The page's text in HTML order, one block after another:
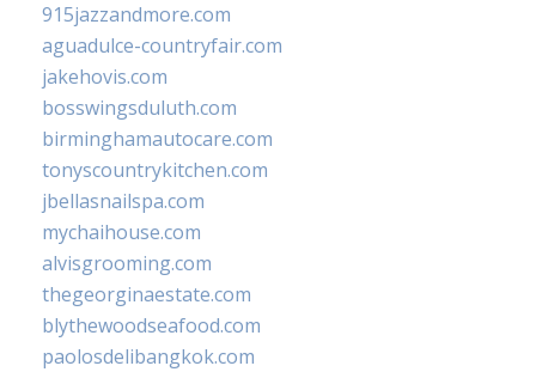
915jazzandmore.com
aguadulce-countryfair.com
jakehovis.com
bosswingsduluth.com
birminghamautocare.com
tonyscountrykitchen.com
jbellasnailspa.com
mychaihouse.com
alvisgrooming.com
thegeorginaestate.com
blythewoodseafood.com
paolosdelibangkok.com